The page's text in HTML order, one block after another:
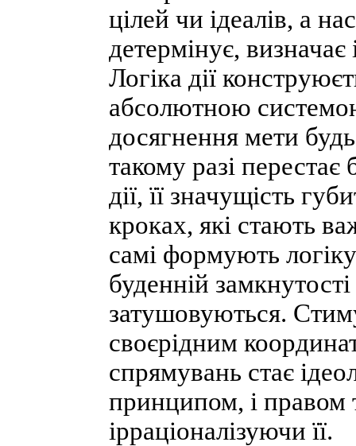
цілей чи ідеалів, а
детермінує,
Логіка дії
абсолютною
досягнення мети
такому разі
дії, її значущість
кроках, які стають
самі формують логіку
буденній
затушовуються.
своєрідним
спрямувань стає
принципом, і правом
ірраціоналізуючи її.